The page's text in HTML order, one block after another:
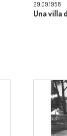
29.09.1958
Una villa